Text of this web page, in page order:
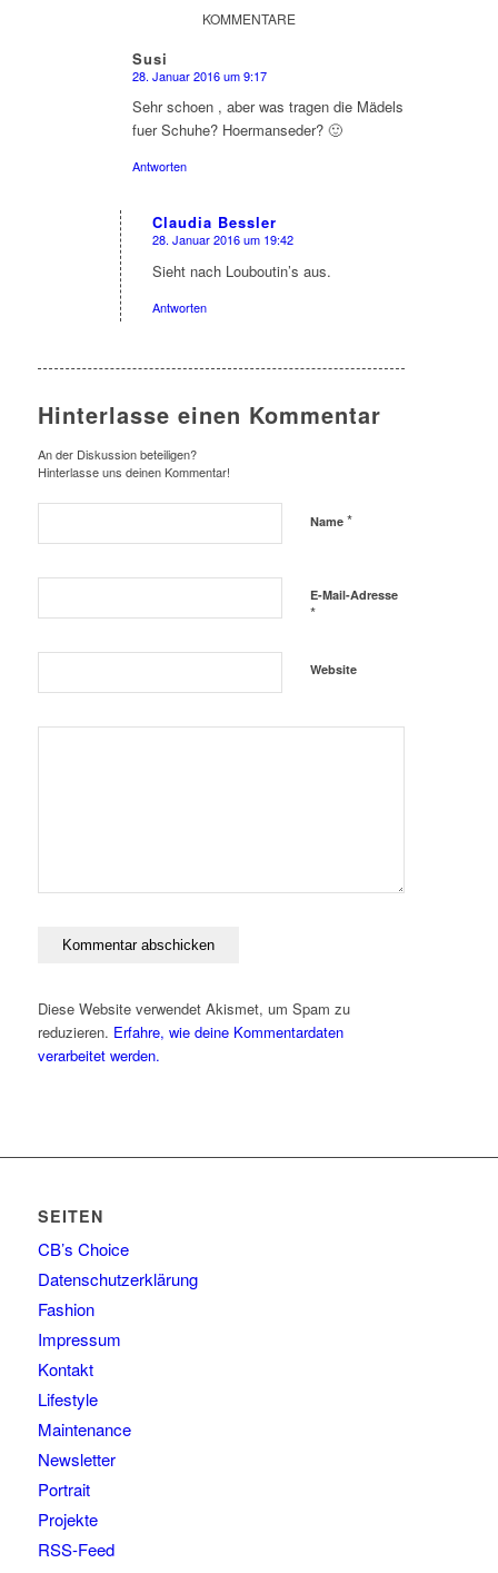
KOMMENTARE
Susi
sagte:
28. Januar 2016 um 9:17
Sehr schoen , aber was tragen die Mädels
fuer Schuhe? Hoermanseder? 🙂
Antworten
Claudia Bessler
sagte:
28. Januar 2016 um 19:42
Sieht nach Louboutin’s aus.
Antworten
Hinterlasse einen Kommentar
An der Diskussion beteiligen?
Hinterlasse uns deinen Kommentar!
Name *
E-Mail-Adresse
*
Website
Diese Website verwendet Akismet, um Spam zu
reduzieren. Erfahre, wie deine Kommentardaten
verarbeitet werden.
SEITEN
CB’s Choice
Datenschutzerklärung
Fashion
Impressum
Kontakt
Lifestyle
Maintenance
Newsletter
Portrait
Projekte
RSS-Feed